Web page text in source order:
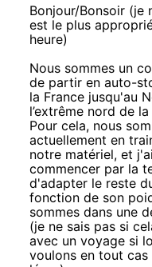
Bonjour/Bonsoir (je
est le plus
heure)
Nous sommes un
de partir en auto-
la France jusqu'au
l’extrême nord de
Pour cela, nous
actuellement en
notre matériel, et
commencer par la
d'adapter le reste
fonction de son
sommes dans une
(je ne sais pas si
avec un voyage si
voulons en tout